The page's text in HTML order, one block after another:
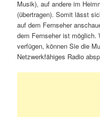
Musik), auf andere im
(übertragen). Somit lässt
auf dem Fernseher
dem Fernseher ist möglich.
verfügen, können Sie die
Netzwerkfähiges Radio